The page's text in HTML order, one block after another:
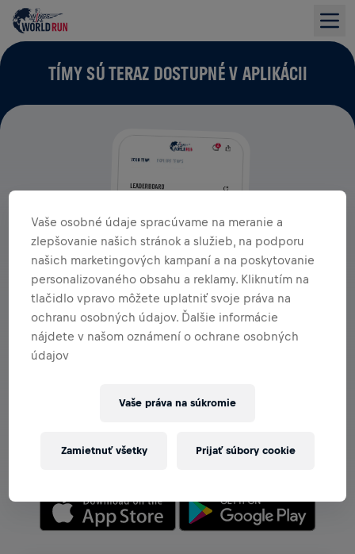
TÍMY SÚ TERAZ DOSTUPNÉ V APLIKÁCII
ZOBRAZ TÍMY V APLIKÁCII
oslavuj spoločne.
Vaše osobné údaje spracúvame na meranie a
zlepšovanie našich stránok a služieb, na podporu
našich marketingových kampaní a na poskytovanie
personalizovaného obsahu a reklamy. Kliknutím na
tlačidlo vpravo môžete uplatniť svoje práva na
ochranu osobných údajov. Ďalšie informácie
nájdete v našom oznámení o ochrane osobných
údajov
Vaše práva na súkromie
Zamietnuť všetky Prijať súbory cookie